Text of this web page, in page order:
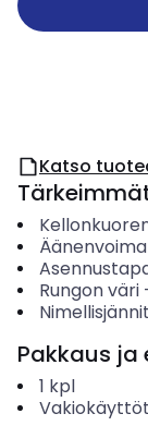
Katso
Rungon väri
Pakkaus ja
1 kpl